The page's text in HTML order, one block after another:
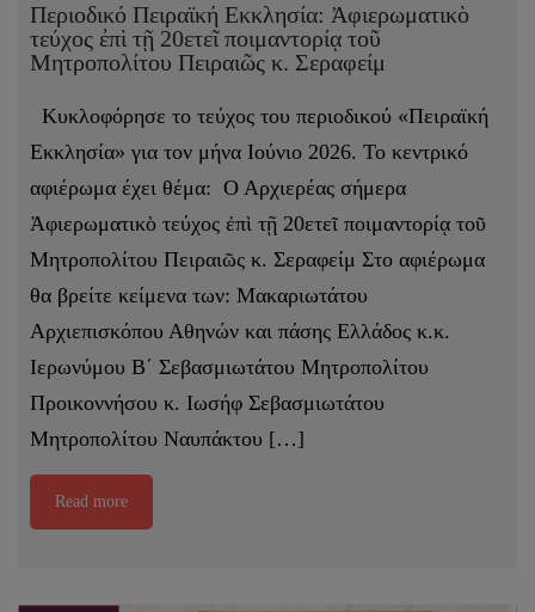
Περιοδικό Πειραϊκή Εκκλησία: Ἀφιερωματικὸ
τεύχος ἐπὶ τῇ 20ετεῖ ποιμαντορίᾳ τοῦ
Μητροπολίτου Πειραιῶς κ. Σεραφείμ
Κυκλοφόρησε το τεύχος του περιοδικού «Πειραϊκή
Εκκλησία» για τον μήνα Ιούνιο 2026. Το κεντρικό
αφιέρωμα έχει θέμα: Ο Αρχιερέας σήμερα
Ἀφιερωματικὸ τεύχος ἐπὶ τῇ 20ετεῖ ποιμαντορίᾳ τοῦ
Μητροπολίτου Πειραιῶς κ. Σεραφείμ Στο αφιέρωμα
θα βρείτε κείμενα των: Μακαριωτάτου
Αρχιεπισκόπου Αθηνών και πάσης Ελλάδος κ.κ.
Ιερωνύμου Β΄ Σεβασμιωτάτου Μητροπολίτου
Προικοννήσου κ. Ιωσήφ Σεβασμιωτάτου
Μητροπολίτου Ναυπάκτου […]
Read more